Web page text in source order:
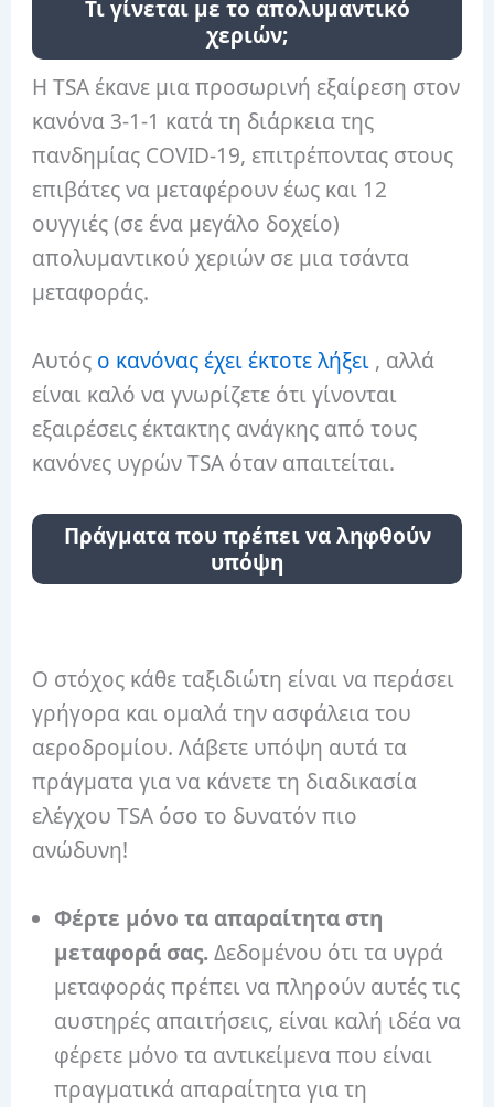
Τι γίνεται με το απολυμαντικό
χεριών;
Η TSA έκανε μια προσωρινή εξαίρεση στον
κανόνα 3-1-1 κατά τη διάρκεια της
πανδημίας COVID-19, επιτρέποντας στους
επιβάτες να μεταφέρουν έως και 12
ουγγιές (σε ένα μεγάλο δοχείο)
απολυμαντικού χεριών σε μια τσάντα
μεταφοράς.
Αυτός ο κανόνας έχει έκτοτε λήξει , αλλά
είναι καλό να γνωρίζετε ότι γίνονται
εξαιρέσεις έκτακτης ανάγκης από τους
κανόνες υγρών TSA όταν απαιτείται.
Πράγματα που πρέπει να ληφθούν
υπόψη
Ο στόχος κάθε ταξιδιώτη είναι να περάσει
γρήγορα και ομαλά την ασφάλεια του
αεροδρομίου. Λάβετε υπόψη αυτά τα
πράγματα για να κάνετε τη διαδικασία
ελέγχου TSA όσο το δυνατόν πιο
ανώδυνη!
Φέρτε μόνο τα απαραίτητα στη
μεταφορά σας.Δεδομένου ότι τα υγρά
μεταφοράς πρέπει να πληρούν αυτές τις
αυστηρές απαιτήσεις, είναι καλή ιδέα να
φέρετε μόνο τα αντικείμενα που είναι
πραγματικά απαραίτητα για τη